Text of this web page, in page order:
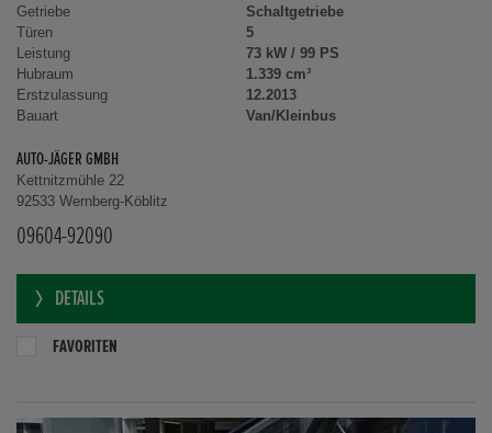
Getriebe
Schaltgetriebe
Türen
5
Leistung
73 kW / 99 PS
Hubraum
1.339 cm³
Erstzulassung
12.2013
Bauart
Van/Kleinbus
AUTO-JÄGER GMBH
Kettnitzmühle 22
92533 Wernberg-Köblitz
09604-92090
DETAILS
FAVORITEN